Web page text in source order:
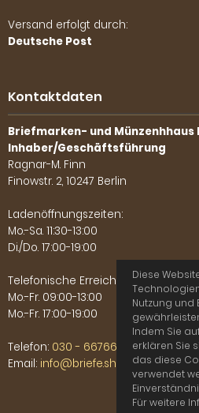
Versand erfolgt durch:
Deutsche Post
Kontaktdaten
Briefmarken- und Münzenhhaus
Inhaber/Geschäftsführung
Ragnar-M. Finn
Finowstr. 2, 10247 Berlin
Ladenöffnungszeiten:
Mo.-Sa. 11:30-13:00
Di./Do. 17:00-19:00
Telefonische Erreichbarkeit:
Mo.-Fr. 09:00-13:00
Mo.-Fr. 17:00-19:00
Telefon: 030 - 66766702
Email: info@briefe.shop
Diese
Nutzung und
Indem Sie
erklären Sie
das diese
verwendet
Für weitere